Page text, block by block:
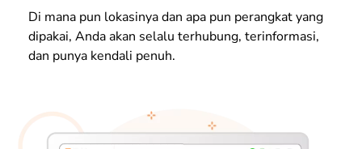
Di mana pun lokasinya dan apa pun perangkat yang
dipakai, Anda akan selalu terhubung, terinformasi,
dan punya kendali penuh.